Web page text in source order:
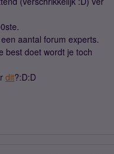
aantal forum experts.
best doet wordt je toch
dit?:D:D